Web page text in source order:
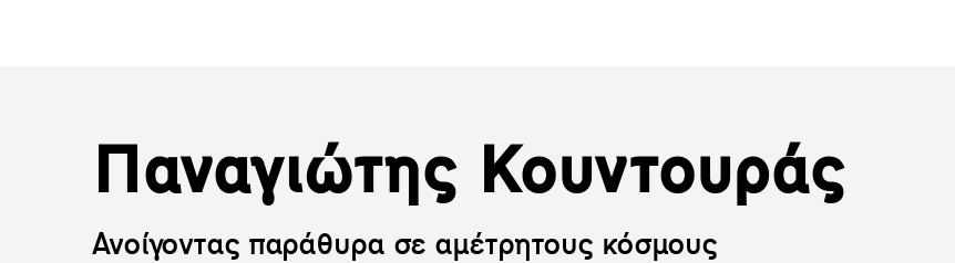
Παναγιώτης Κουντουράς
Ανοίγοντας παράθυρα σε αμέτρητους κόσμους